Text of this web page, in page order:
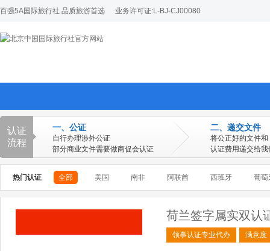
百强5A国际旅行社 品质旅游首选 业务许可证:L-BJ-CJ00080
认证
流程
一、公证
自行办理涉外公证
部分商业文件需要做商促会认证
二、递交文件
将公正好的文件和
认证费用递交给我
热门认证 全部 美国 南非 阿联酋 西班牙 葡萄
欧洲 美洲 澳洲 亚洲
俄罗斯
荷兰签字属实双认
领事认证专业代办 满意度